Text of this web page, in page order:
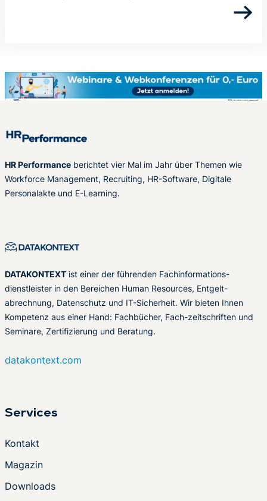
HR Performance berichtet vier Mal im Jahr über Themen wie
Workforce Management, Recruiting, HR-Software, Digitale
Personalakte und E-Learning.
DATAKONTEXT ist einer der führenden Fachinformations-
dienstleister in den Bereichen Human Resources, Entgelt-
abrechnung, Datenschutz und IT-Sicherheit. Wir bieten Ihnen
Kompetenz aus einer Hand: Fachbücher, Fach-zeitschriften und
Seminare, Zertifizierung und Beratung.
datakontext.com
Services
Kontakt
Magazin
Downloads